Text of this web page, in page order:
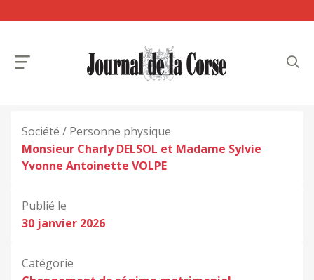
Société / Personne physique
Monsieur Charly DELSOL et Madame Sylvie
Yvonne Antoinette VOLPE
Publié le
30 janvier 2026
Catégorie